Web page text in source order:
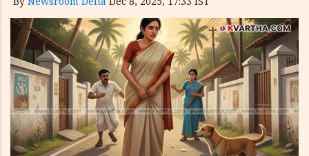
By Newsroom Delta Dec 8, 2025, 17:33 IST